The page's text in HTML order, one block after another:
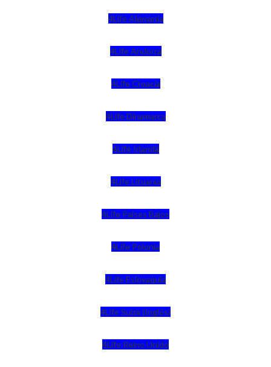
4Life Alemania
4Life Andorra
4Life Croacia
4Life Dinamarca
4Life Irlanda
4Life Lituania
4Life Paises Bajos
4Life Polonia
4Life Eslovaquia
4Life Suiza (Inglés)
4Life Reino Unido